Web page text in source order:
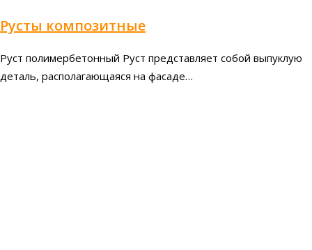
Русты композитные
Руст полимербетонный Руст представляет собой выпуклую
деталь, располагающаяся на фасаде…